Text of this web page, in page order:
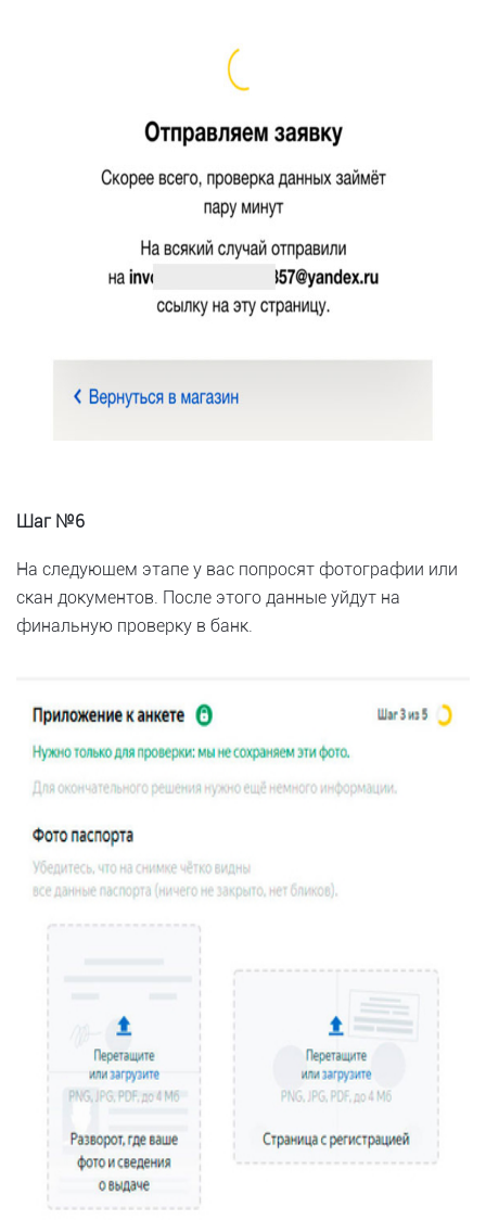
Шаг №6
На следующем этапе у вас попросят фотографии или
скан документов. После этого данные уйдут на
финальную проверку в банк.